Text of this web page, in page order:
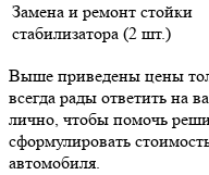
Замена и ремонт стойки
стабилизатора (2 шт.)
Выше приведены цены
всегда рады ответить на
лично, чтобы помочь
сформулировать
автомобиля.